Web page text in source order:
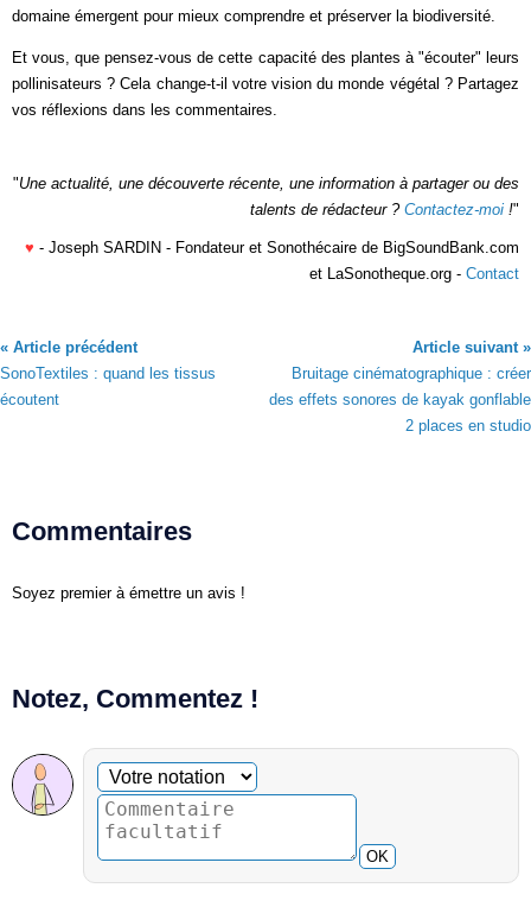
domaine émergent pour mieux comprendre et préserver la biodiversité.
Et vous, que pensez-vous de cette capacité des plantes à "écouter" leurs
pollinisateurs ? Cela change-t-il votre vision du monde végétal ? Partagez
vos réflexions dans les commentaires.
"Une actualité, une découverte récente, une information à partager ou des
talents de rédacteur ? Contactez-moi !"
♥ - Joseph SARDIN - Fondateur et Sonothécaire de BigSoundBank.com
et LaSonotheque.org - Contact
« Article précédent
SonoTextiles : quand les tissus
écoutent
Article suivant »
Bruitage cinématographique : créer
des effets sonores de kayak gonflable
2 places en studio
Commentaires
Soyez premier à émettre un avis !
Notez, Commentez !
Commentaire facultatif
Votre notation
OK